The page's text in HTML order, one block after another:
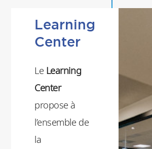
Learning
Center
Le Learning
Center
propose à
l’ensemble de
la